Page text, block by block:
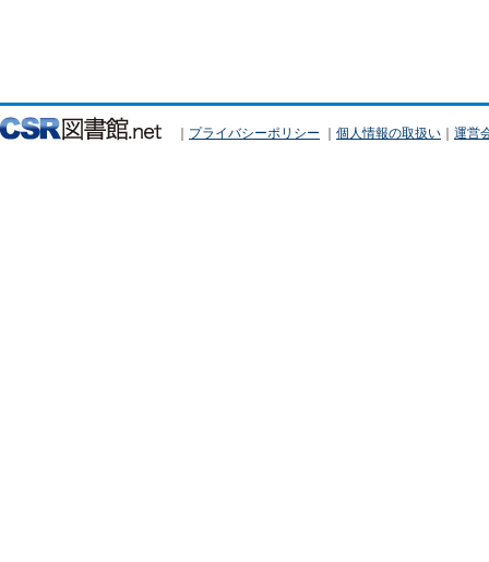
｜ プライバシーポリシー ｜ 個人情報の取扱い ｜ 運営